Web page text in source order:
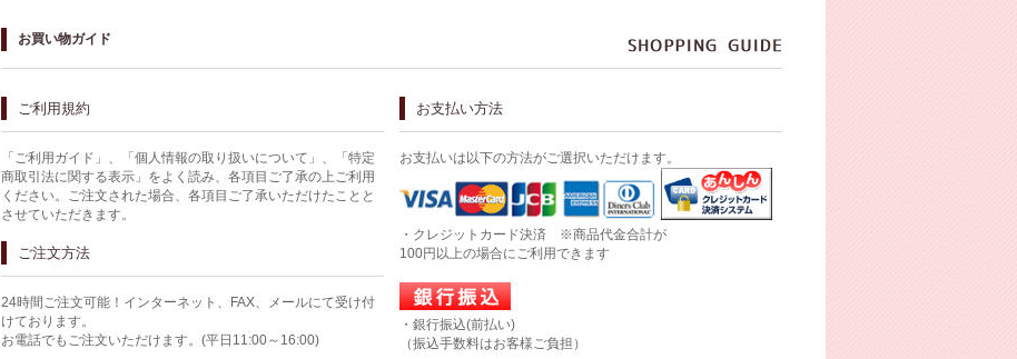
お買い物ガイド
ご利用規約
「ご利用ガイド」、「個人情報の取り扱いについて」、「特定
商取引法に関する表示」をよく読み、各項目ご了承の上ご利用
ください。ご注文された場合、各項目ご了承いただけたことと
させていただきます。
ご注文方法
24時間ご注文可能！インターネット、FAX、メールにて受け付
けております。
お電話でもご注文いただけます。(平日11:00～16:00)
お支払い方法
お支払いは以下の方法がご選択いただけます。
・クレジットカード決済 ※商品代金合計が
100円以上の場合にご利用できます
・銀行振込(前払い)
（振込手数料はお客様ご負担）